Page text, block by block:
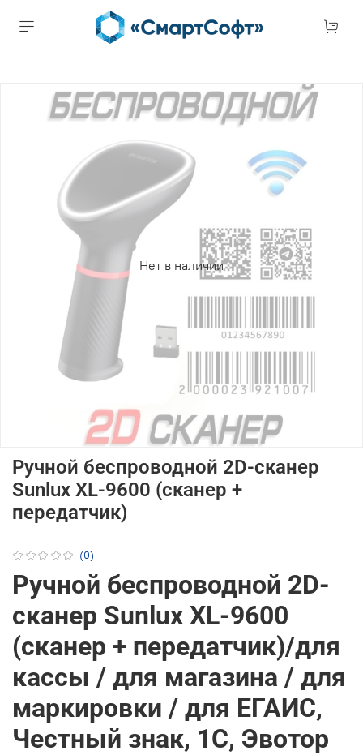
Нет в наличии
(0)
Ручной беспроводной 2D-сканер
Sunlux XL-9600 (сканер +
передатчик)
Ручной беспроводной 2D-
сканер Sunlux XL-9600
(сканер + передатчик)/для
кассы / для магазина / для
маркировки / для ЕГАИС,
Честный знак, 1С, Эвотор